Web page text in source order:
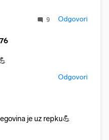
9 Odgovori
Odgovori
je uz repku💪